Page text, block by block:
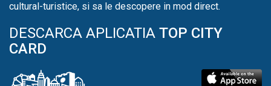
cultural-turistice, si sa le descopere in mod direct.
DESCARCA APLICATIA TOP CITY
CARD